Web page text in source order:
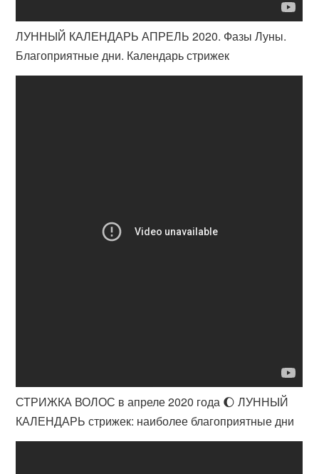
ЛУННЫЙ КАЛЕНДАРЬ АПРЕЛЬ 2020. Фазы Луны.
Благоприятные дни. Календарь стрижек
СТРИЖКА ВОЛОС в апреле 2020 года 🌔 ЛУННЫЙ
КАЛЕНДАРЬ стрижек: наиболее благоприятные дни